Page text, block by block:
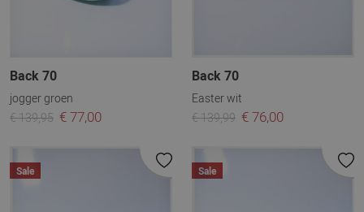
Back 70
jogger groen
€ 139,95 € 77,00
Back 70
Easter wit
€ 139,99 € 76,00
Sale Sale